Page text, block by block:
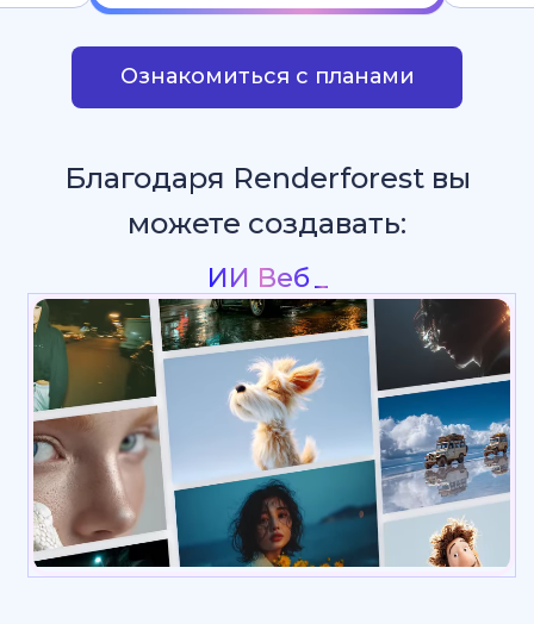
Ознакомиться с планами
Благодаря Renderforest вы
можете создавать:
_